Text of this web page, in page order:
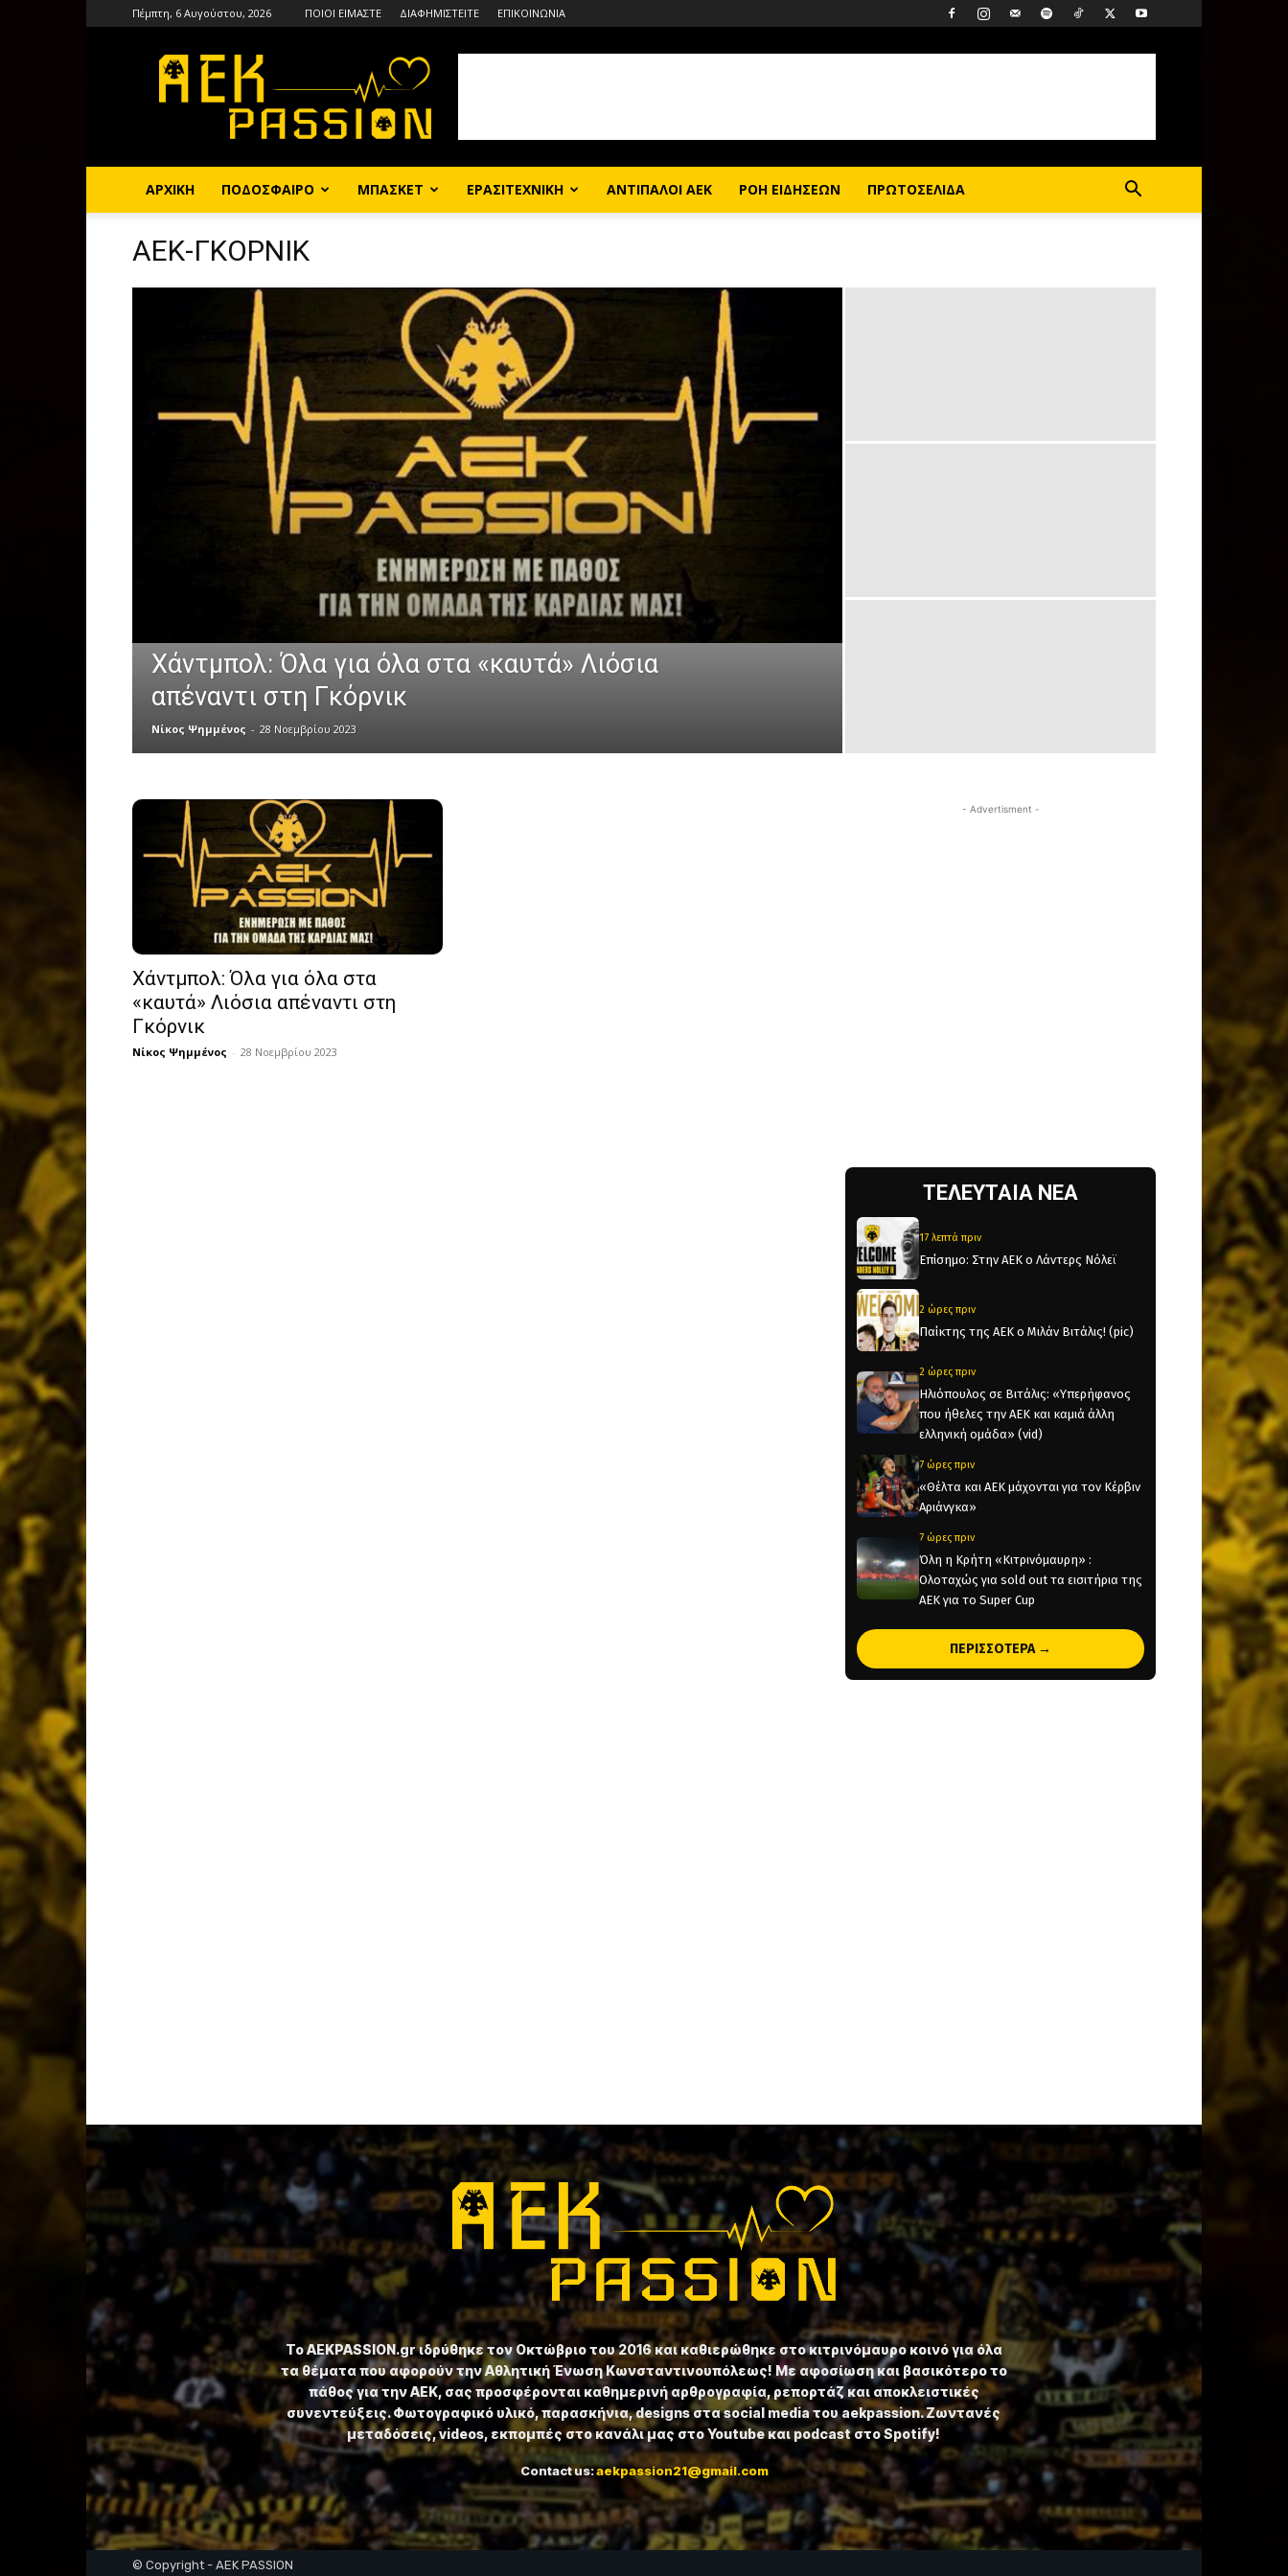
Πέμπτη, 6 Αυγούστου, 2026 ΠΟΙΟΙ ΕΙΜΑΣΤΕ ΔΙΑΦΗΜΙΣΤΕΙΤΕ ΕΠΙΚΟΙΝΩΝΙΑ
ΑΡΧΙΚΗ ΠΟΔΟΣΦΑΙΡΟ ΜΠΑΣΚΕΤ ΕΡΑΣΙΤΕΧΝΙΚΗ ΑΝΤΙΠΑΛΟΙ ΑΕΚ ΡΟΗ ΕΙΔΗΣΕΩΝ ΠΡΩΤΟΣΕΛΙΔΑ
ΑΕΚ-ΓΚΟΡΝΙΚ
Χάντμπολ: Όλα για όλα στα «καυτά» Λιόσια
απέναντι στη Γκόρνικ
Νίκος Ψημμένος - 28 Νοεμβρίου 2023
Χάντμπολ: Όλα για όλα στα
«καυτά» Λιόσια απέναντι στη
Γκόρνικ
Νίκος Ψημμένος - 28 Νοεμβρίου 2023
- Advertisment -
ΤΕΛΕΥΤΑΙΑ ΝΕΑ
17 λεπτά πριν
Επίσημο: Στην ΑΕΚ ο Λάντερς Νόλεϊ
2 ώρες πριν
Παίκτης της ΑΕΚ ο Μιλάν Βιτάλις! (pic)
2 ώρες πριν
Ηλιόπουλος σε Βιτάλις: «Υπερήφανος
που ήθελες την ΑΕΚ και καμιά άλλη
ελληνική ομάδα» (vid)
7 ώρες πριν
«Θέλτα και ΑΕΚ μάχονται για τον Κέρβιν
Αριάνγκα»
7 ώρες πριν
Όλη η Κρήτη «Κιτρινόμαυρη» :
Ολοταχώς για sold out τα εισιτήρια της
ΑΕΚ για το Super Cup
10 ώρες πριν
Το ρεπορτάζ του AEKPASSION στην
«Ώρα για Μπάλα» (vid)
ΠΕΡΙΣΣΟΤΕΡΑ →
Το ⁦AEKPASSION.gr⁩ ιδρύθηκε τον Οκτώβριο του 2016 και καθιερώθηκε στο κιτρινόμαυρο κοινό για όλα
τα θέματα που αφορούν την Αθλητική Ένωση Κωνσταντινουπόλεως! Με αφοσίωση και βασικότερο το
πάθος για την ΑΕΚ, σας προσφέρονται καθημερινή αρθρογραφία, ρεπορτάζ και αποκλειστικές
συνεντεύξεις. Φωτογραφικό υλικό, παρασκήνια, designs στα social media του aekpassion. Ζωντανές
μεταδόσεις, videos, εκπομπές στο κανάλι μας στο Youtube και podcast στο Spotify!
Contact us:aekpassion21@gmail.com
© Copyright - AEK PASSION